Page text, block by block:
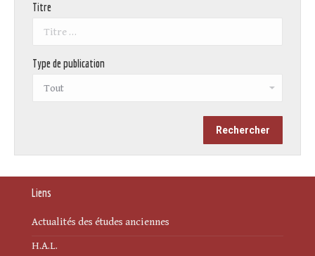
Titre
Type de publication
Liens
Actualités des études anciennes
H.A.L.